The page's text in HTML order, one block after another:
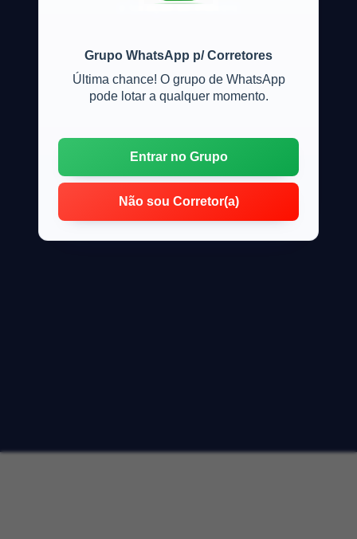
Grupo WhatsApp p/ Corretores
Última chance! O grupo de WhatsApp
pode lotar a qualquer momento.
Entrar no Grupo
Não sou Corretor(a)
e locação de imóveis